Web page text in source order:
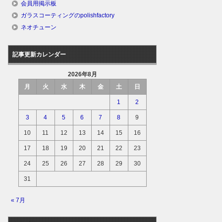
会員用掲示板
ガラスコーティングのpolishfactory
ネオチューン
記事更新カレンダー
2026年8月
月
火 水 木 金 土 日
1 2
3 4 5 6 7 8 9
10 11 12 13 14 15 16
17 18 19 20 21 22 23
24 25 26 27 28 29 30
31
« 7月